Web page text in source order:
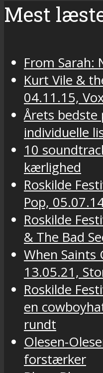
Mest
From Sarah:
Kurt Vile &
04.11.15,
Årets bedste
individuelle
10
kærlighed
Roskilde
Pop,
Roskilde
& The Bad
When Saints
13.05.21,
Roskilde
en
rundt
Olesen-
forstærker